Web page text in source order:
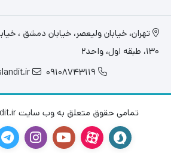
تهران، خيابان وليعصر، خیابان دمشق ،
130، طبقه اول، واحد2
09108743119
تمامی حقوق متعلق به وب سایت parslandit.ir می باشد.